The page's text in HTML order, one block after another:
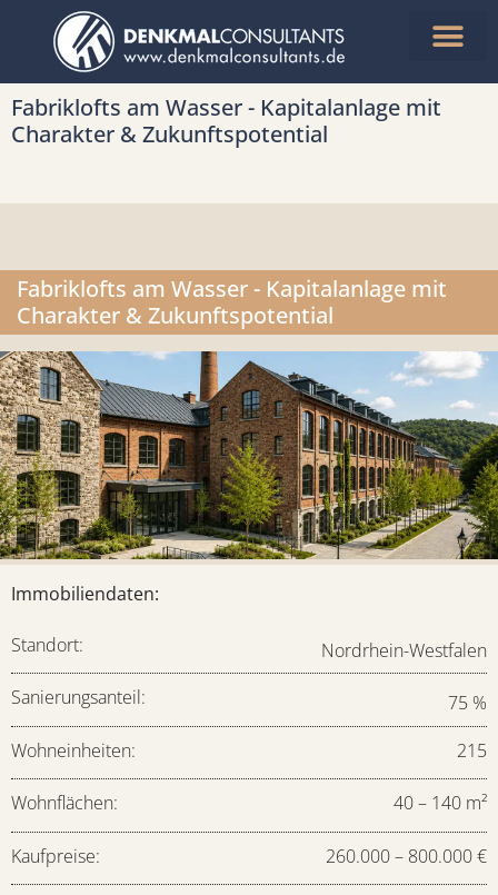
Fabriklofts am Wasser - Kapitalanlage mit
Charakter & Zukunftspotential
Fabriklofts am Wasser - Kapitalanlage mit
Charakter & Zukunftspotential
Immobiliendaten:
Standort:
Nordrhein-Westfalen
Sanierungsanteil:
75 %
Wohneinheiten:
215
Wohnflächen: 40 – 140 m²
Kaufpreise: 260.000 – 800.000 €